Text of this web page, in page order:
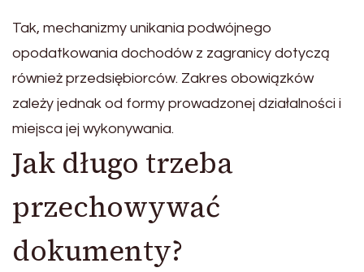
Tak, mechanizmy unikania podwójnego
opodatkowania dochodów z zagranicy dotyczą
również przedsiębiorców. Zakres obowiązków
zależy jednak od formy prowadzonej działalności i
miejsca jej wykonywania.
Jak długo trzeba
przechowywać
dokumenty?